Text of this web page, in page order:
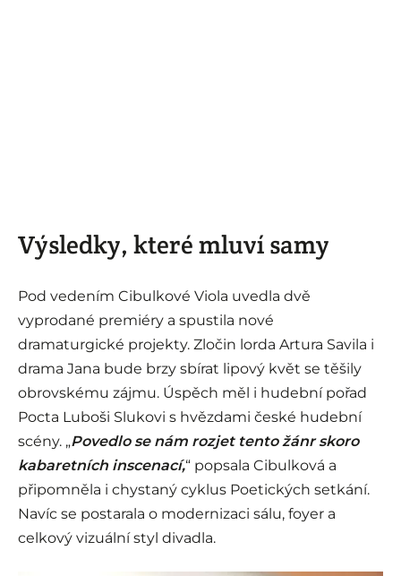
Výsledky, které mluví samy
Pod vedením Cibulkové Viola uvedla dvě
vyprodané premiéry a spustila nové
dramaturgické projekty. Zločin lorda Artura Savila i
drama Jana bude brzy sbírat lipový květ se těšily
obrovskému zájmu. Úspěch měl i hudební pořad
Pocta Luboši Slukovi s hvězdami české hudební
scény. „Povedlo se nám rozjet tento žánr skoro
kabaretních inscenací,“ popsala Cibulková a
připomněla i chystaný cyklus Poetických setkání.
Navíc se postarala o modernizaci sálu, foyer a
celkový vizuální styl divadla.